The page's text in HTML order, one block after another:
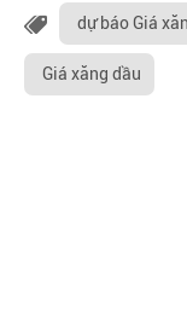
dự báo Giá
Giá xăng dầu